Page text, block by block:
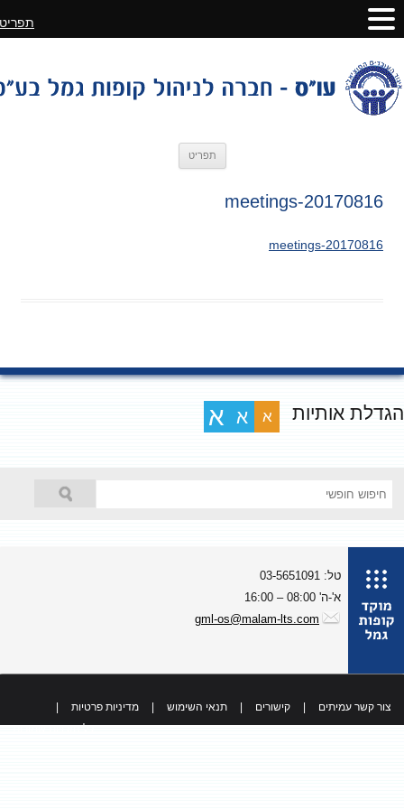
תפריט
20170816-meetings
20170816-meetings
אותיות א א א
טל: 03-5651091
א'-ה' 08:00 – 16:00
gml-os@malam-lts.com
צור קשר עמיתים קישורים תנאי השימוש מדיניות פרטיות
כל הזכויות שמורות
תפריט